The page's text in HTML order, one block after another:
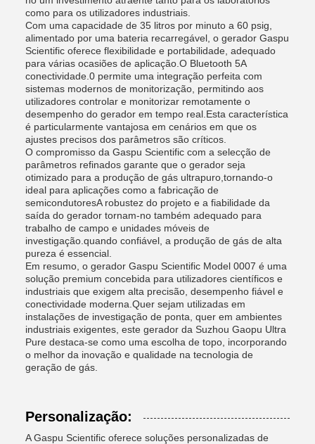
como para os utilizadores industriais.
Com uma capacidade de 35 litros por minuto a 60 psig,
alimentado por uma bateria recarregável, o gerador Gaspu
Scientific oferece flexibilidade e portabilidade, adequado
para várias ocasiões de aplicação.O Bluetooth 5A
conectividade.0 permite uma integração perfeita com
sistemas modernos de monitorização, permitindo aos
utilizadores controlar e monitorizar remotamente o
desempenho do gerador em tempo real.Esta característica
é particularmente vantajosa em cenários em que os
ajustes precisos dos parâmetros são críticos.
O compromisso da Gaspu Scientific com a selecção de
parâmetros refinados garante que o gerador seja
otimizado para a produção de gás ultrapuro,tornando-o
ideal para aplicações como a fabricação de
semicondutoresA robustez do projeto e a fiabilidade da
saída do gerador tornam-no também adequado para
trabalho de campo e unidades móveis de
investigação.quando confiável, a produção de gás de alta
pureza é essencial.
Em resumo, o gerador Gaspu Scientific Model 0007 é uma
solução premium concebida para utilizadores científicos e
industriais que exigem alta precisão, desempenho fiável e
conectividade moderna.Quer sejam utilizadas em
instalações de investigação de ponta, quer em ambientes
industriais exigentes, este gerador da Suzhou Gaopu Ultra
Pure destaca-se como uma escolha de topo, incorporando
o melhor da inovação e qualidade na tecnologia de
geração de gás.
Personalização:
A Gaspu Scientific oferece soluções personalizadas de